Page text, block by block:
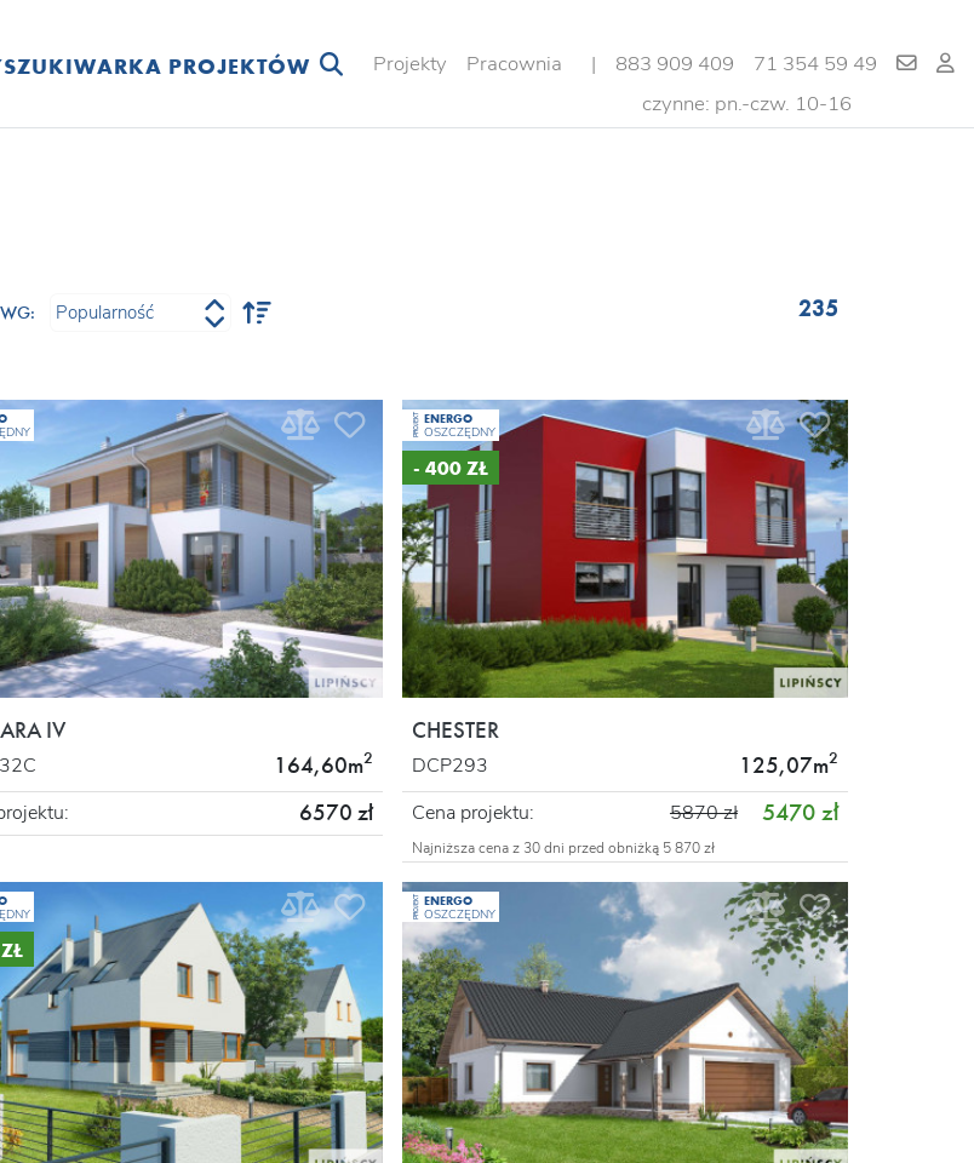
PROJEKTÓW Projekty Pracownia | 883 909 409
71 354 59 49
czynne: pn.-czw. 10-16
235
IV
164,60m2
6570 zł
PROJEKT ENERGO
OSZCZĘDNY
- 400 ZŁ
CHESTER
DCP293 125,07m2
Cena projektu: 5470 zł
5870 zł
Najniższa cena z 30 dni przed obniżką 5 870 zł
PROJEKT ENERGO
OSZCZĘDNY